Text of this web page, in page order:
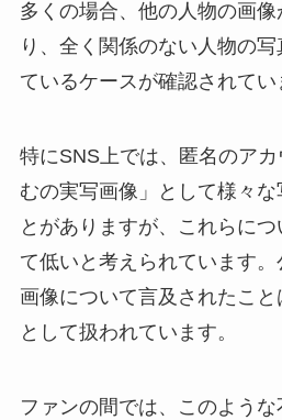
多くの場合、他の人物の画
り、全く関係のない人物の
ているケースが確認されてい
特にSNS上では、匿名のア
むの実写画像」として様々な
とがありますが、これらに
て低いと考えられています
画像について言及されたこ
として扱われています。
ファンの間では、このよう